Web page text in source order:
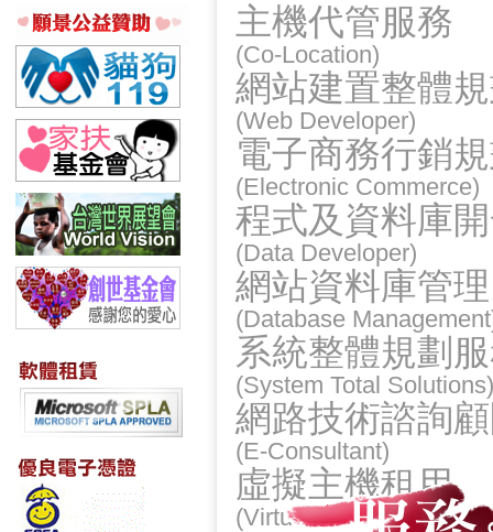
主機代管服務
(Co-Location)
網站建置整體
(Web Developer)
電子商務行銷
(Electronic Commerce)
程式及資料庫
(Data Developer)
網站資料庫管
(Database
系統整體規劃
(System Total Solutions)
網路技術諮詢
(E-Consultant)
虛擬主機租用
(Virtual Hosting)